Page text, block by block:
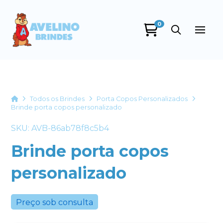
0
HomeTodos os Brindes
Porta Copos Personalizados
Brinde porta copos personalizado
SKU: AVB-86ab78f8c5b4
Brinde porta copos
personalizado
Preço sob consulta
+55